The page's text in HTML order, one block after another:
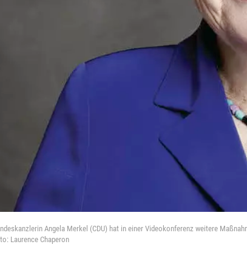
Angela Merkel (CDU) hat in einer Videokonferenz weitere
Laurence Chaperon